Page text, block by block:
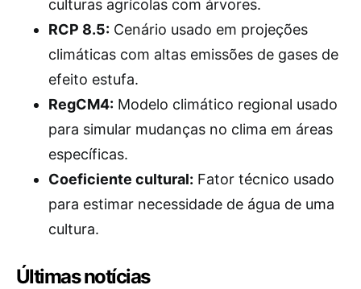
culturas agrícolas com árvores.
RCP 8.5: Cenário usado em projeções
climáticas com altas emissões de gases de
efeito estufa.
RegCM4: Modelo climático regional usado
para simular mudanças no clima em áreas
específicas.
Coeficiente cultural: Fator técnico usado
para estimar necessidade de água de uma
cultura.
Últimas notícias